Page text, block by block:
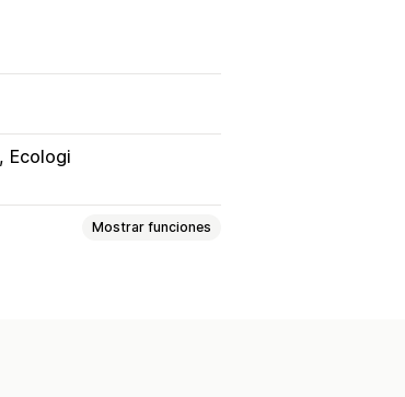
Ecologi
Mostrar funciones